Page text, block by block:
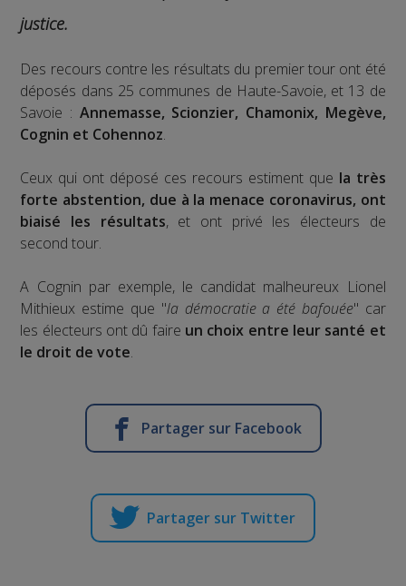
justice.
Des recours contre les résultats du premier tour ont été
déposés dans 25 communes de Haute-Savoie, et 13 de
Savoie : Annemasse, Scionzier, Chamonix, Megève,
Cognin et Cohennoz.
Ceux qui ont déposé ces recours estiment que la très
forte abstention, due à la menace coronavirus, ont
biaisé les résultats, et ont privé les électeurs de
second tour.
A Cognin par exemple, le candidat malheureux Lionel
Mithieux estime que "la démocratie a été bafouée" car
les électeurs ont dû faire un choix entre leur santé et
le droit de vote.
Partager sur Facebook
Partager sur Twitter